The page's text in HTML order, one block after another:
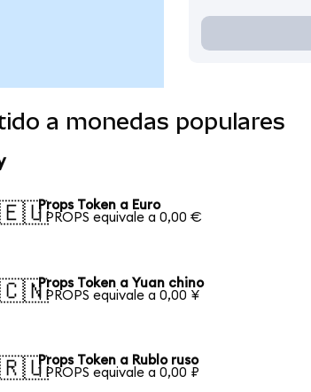
a monedas populares
🇪🇺Props Token a Euro
1 PROPS equivale a 0,00 €
🇨🇳Props Token a Yuan chino
1 PROPS equivale a 0,00 ¥
🇷🇺Props Token a Rublo ruso
1 PROPS equivale a 0,00 ₽